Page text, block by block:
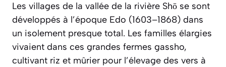
Les villages de la vallée de la rivière Shō se sont
développés à l’époque Edo (1603–1868) dans
un isolement presque total. Les familles élargies
vivaient dans ces grandes fermes gassho,
cultivant riz et mûrier pour l’élevage des vers à